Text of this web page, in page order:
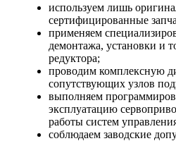
используем лишь
сертифицированные
применяем
демонтажа, установки и
редуктора;
проводим комплексную
сопутствующих узлов
выполняем
эксплуатацию
работы систем
соблюдаем заводские